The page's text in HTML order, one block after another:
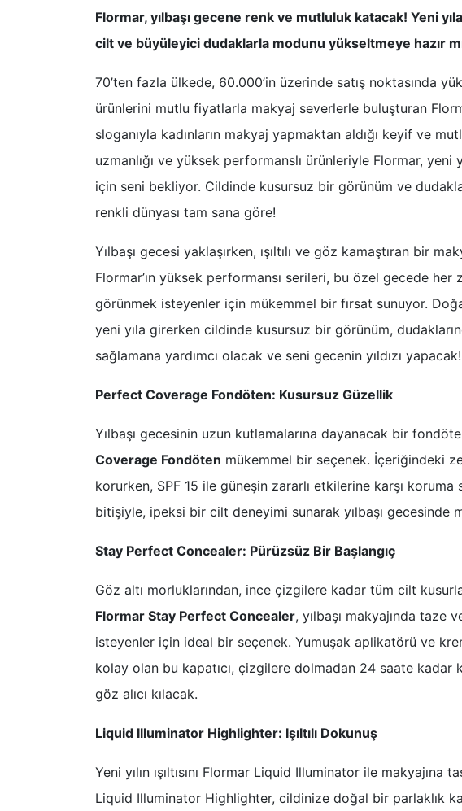
Flormar, yılbaşı gecene renk ve mutluluk katacak! Yeni
cilt ve büyüleyici dudaklarla modunu yükseltmeye hazır
70’ten fazla ülkede, 60.000’in üzerinde satış noktasında
ürünlerini mutlu fiyatlarla makyaj severlerle buluşturan
sloganıyla kadınların makyaj yapmaktan aldığı keyif ve
uzmanlığı ve yüksek performanslı ürünleriyle Flormar, yeni
için seni bekliyor. Cildinde kusursuz bir görünüm ve
renkli dünyası tam sana göre!
Yılbaşı gecesi yaklaşırken, ışıltılı ve göz kamaştıran bir
Flormar’ın yüksek performansı serileri, bu özel gecede her
görünmek isteyenler için mükemmel bir fırsat sunuyor.
yeni yıla girerken cildinde kusursuz bir görünüm,
sağlamana yardımcı olacak ve seni gecenin yıldızı yapacak!
Perfect Coverage Fondöten: Kusursuz Güzellik
Yılbaşı gecesinin uzun kutlamalarına dayanacak bir
Coverage Fondöten mükemmel bir seçenek. İçeriğindeki
korurken, SPF 15 ile güneşin zararlı etkilerine karşı koruma
bitişiyle, ipeksi bir cilt deneyimi sunarak yılbaşı gecesinde
Stay Perfect Concealer: Pürüzsüz Bir Başlangıç
Göz altı morluklarından, ince çizgilere kadar tüm cilt
Flormar Stay Perfect Concealer, yılbaşı makyajında taze
isteyenler için ideal bir seçenek. Yumuşak aplikatörü ve
kolay olan bu kapatıcı, çizgilere dolmadan 24 saate kadar
göz alıcı kılacak.
Liquid Illuminator Highlighter: Işıltılı Dokunuş
Yeni yılın ışıltısını Flormar Liquid Illuminator ile makyajına
Liquid Illuminator Highlighter, cildinize doğal bir parlaklık